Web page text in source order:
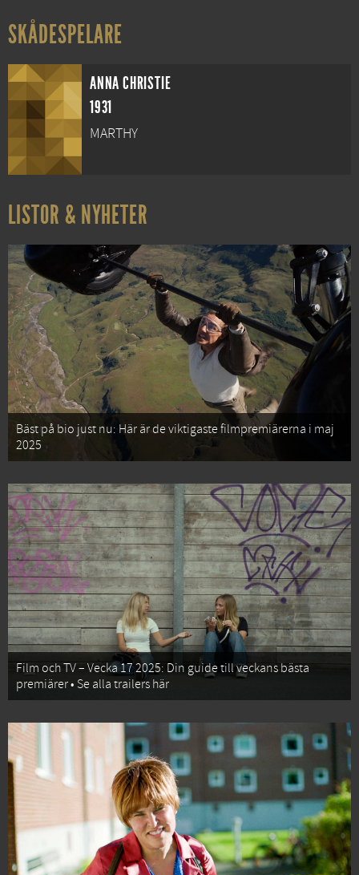
SKÅDESPELARE
ANNA CHRISTIE
1931
MARTHY
LISTOR & NYHETER
Bäst på bio just nu: Här är de viktigaste filmpremiärerna i maj
2025
Film och TV – Vecka 17 2025: Din guide till veckans bästa
premiärer • Se alla trailers här